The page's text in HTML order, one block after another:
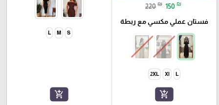
220 ₪ 150 ₪
فستان عملي مكسي مع ربطة
L
Xl
2XL
add_shopping_cart
S
M
L
add_shopping_cart